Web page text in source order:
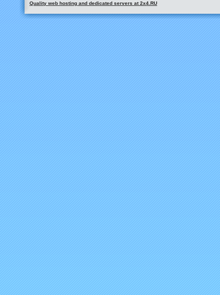
Quality web hosting and dedicated servers at 2x4.RU